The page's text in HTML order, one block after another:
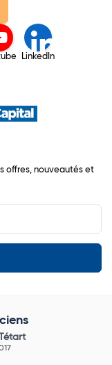
LinkedIn
offres, nouveautés et